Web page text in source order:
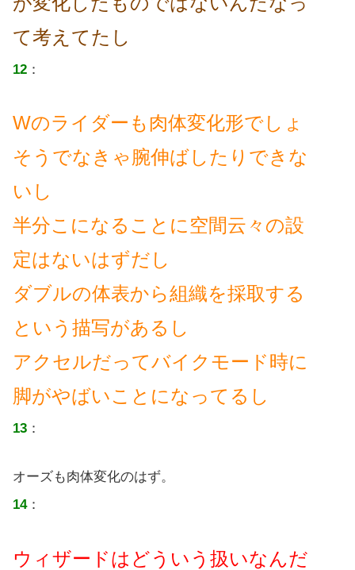
て考えてたし
12 ：
Wのライダーも肉体変化形でしょ
そうでなきゃ腕伸ばしたりできな
いし
半分こになることに空間云々の設
定はないはずだし
ダブルの体表から組織を採取する
という描写があるし
アクセルだってバイクモード時に
脚がやばいことになってるし
13 ：
オーズも肉体変化のはず。
14：
ウィザードはどういう扱いなんだ